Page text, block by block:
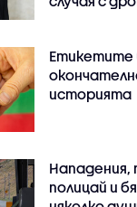
Етикетите
историята
Нападения,
полицай и